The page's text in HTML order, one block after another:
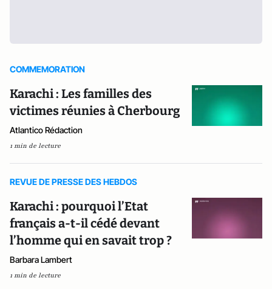
COMMEMORATION
Karachi : Les familles des
victimes réunies à Cherbourg
Atlantico Rédaction
1 min de lecture
REVUE DE PRESSE DES HEBDOS
Karachi : pourquoi l’Etat
français a-t-il cédé devant
l’homme qui en savait trop ?
Barbara Lambert
1 min de lecture